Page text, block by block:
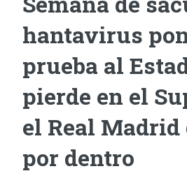
hantavirus
prueba al
pierde en el
el Real
por dentro